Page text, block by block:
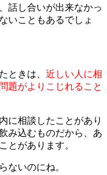
話し合いが出来なかっ
いこともあるでしょ
ときは
近しい人に相
題がよりこじれること
に相談したことがあり
み込むものだから、あ
とがあります。
ないのにね。